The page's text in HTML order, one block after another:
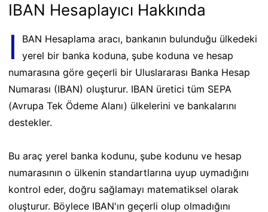
IBAN Hesaplayıcı Hakkında
I
BAN Hesaplama aracı, bankanın bulunduğu ülkedeki
yerel bir banka koduna, şube koduna ve hesap
numarasına göre geçerli bir Uluslararası Banka Hesap
Numarası (IBAN) oluşturur. IBAN üretici tüm SEPA
(Avrupa Tek Ödeme Alanı) ülkelerini ve bankalarını
destekler.
Bu araç yerel banka kodunu, şube kodunu ve hesap
numarasının o ülkenin standartlarına uyup uymadığını
kontrol eder, doğru sağlamayı matematiksel olarak
oluşturur. Böylece IBAN'ın geçerli olup olmadığını